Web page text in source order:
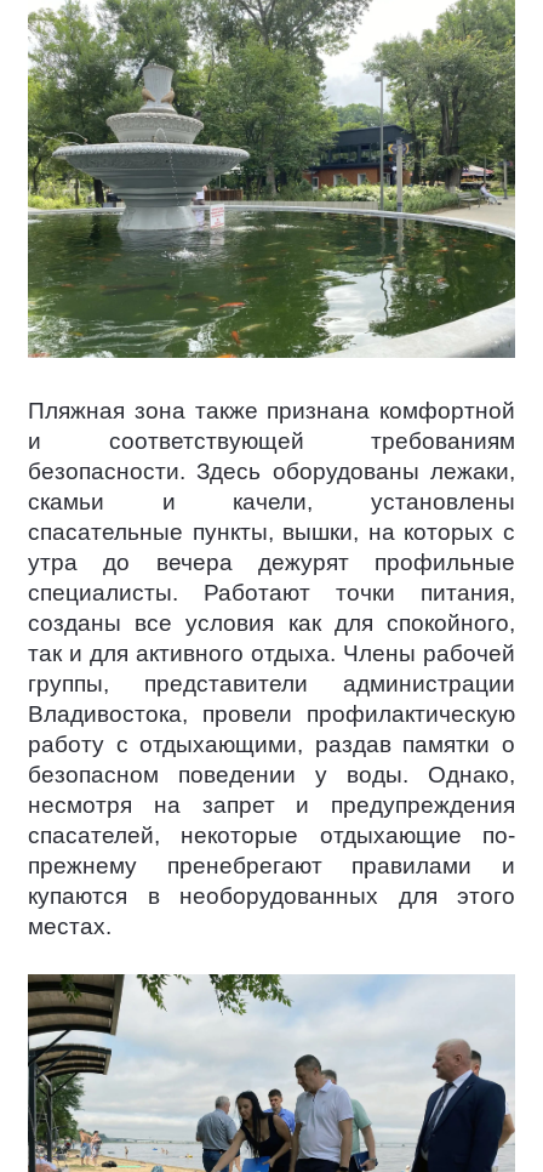
Пляжная зона также признана комфортной
и соответствующей требованиям
безопасности. Здесь оборудованы лежаки,
скамьи и качели, установлены
спасательные пункты, вышки, на которых с
утра до вечера дежурят профильные
специалисты. Работают точки питания,
созданы все условия как для спокойного,
так и для активного отдыха. Члены рабочей
группы, представители администрации
Владивостока, провели профилактическую
работу с отдыхающими, раздав памятки о
безопасном поведении у воды. Однако,
несмотря на запрет и предупреждения
спасателей, некоторые отдыхающие по-
прежнему пренебрегают правилами и
купаются в необорудованных для этого
местах.